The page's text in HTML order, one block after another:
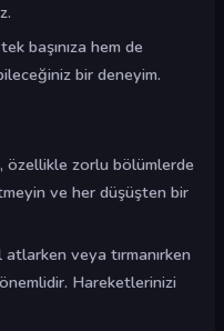
başınıza hem de
bir deneyim.
özellikle zorlu bölümlerde
ve her düşüşten bir
atlarken veya tırmanırken
Hareketlerinizi